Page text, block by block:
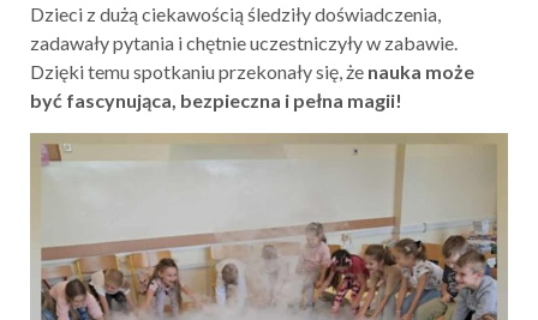
Dzieci z dużą ciekawością śledziły doświadczenia,
zadawały pytania i chętnie uczestniczyły w zabawie.
Dzięki temu spotkaniu przekonały się, że nauka może
być fascynująca, bezpieczna i pełna magii!